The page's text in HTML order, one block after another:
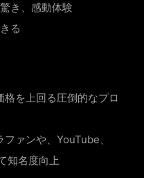
き、感動体験
る
を上回る圧倒的なプロ
ァンや、YouTube、
知名度向上